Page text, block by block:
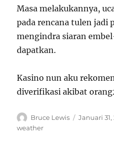
Masa melakukannya,
pada rencana tulen jadi
mengindra siaran
dapatkan.
Kasino nun aku
diverifikasi akibat
Author
Bruce Lewis
Posted
Januari 31,
weather